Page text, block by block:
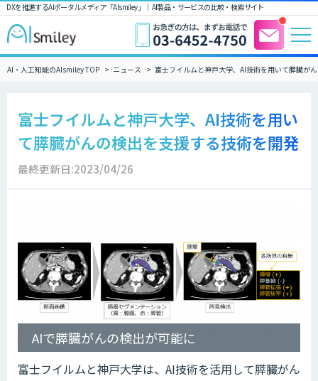
DXを推進するAIポータルメディア「AIsmiley」｜ AI製品・サービスの比較・検索サイト
AI・人工知能のAIsmiley TOP ニュース 富士フイルムと神戸大学、AI技術を用いて膵臓が
富士フイルムと神戸大学、AI技術を用い
て膵臓がんの検出を支援する技術を開発
最終更新日:2023/04/26
AIで膵臓がんの検出が可能に
富士フイルムと神戸大学は、AI技術を活用して膵臓がん